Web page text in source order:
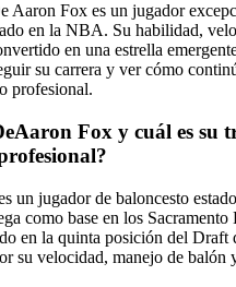
Aaron Fox es un jugador
en la NBA. Su habilidad,
en una estrella
su carrera y ver cómo
profesional.
Fox y cuál es su
un jugador de baloncesto
como base en los
en la quinta posición del
su velocidad, manejo de balón